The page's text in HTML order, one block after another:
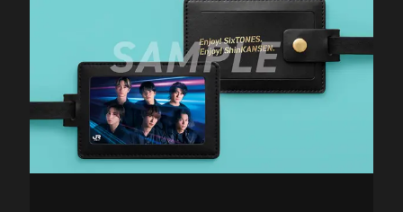
新青森駅 七戸十和田駅
岩手県